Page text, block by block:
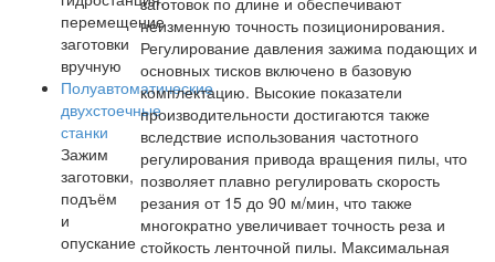
перемещение
заготовки
вручную
Полуавтоматические
двухстоечные
станки
Зажим
заготовки,
подъём
и
опускание
неизменную точность позиционирования.
Регулирование давления зажима подающих и
основных тисков включено в базовую
комплектацию. Высокие показатели
производительности достигаются также
вследствие использования частотного
регулирования привода вращения пилы, что
позволяет плавно регулировать скорость
резания от 15 до 90 м/мин, что также
многократно увеличивает точность реза и
стойкость ленточной пилы. Максимальная